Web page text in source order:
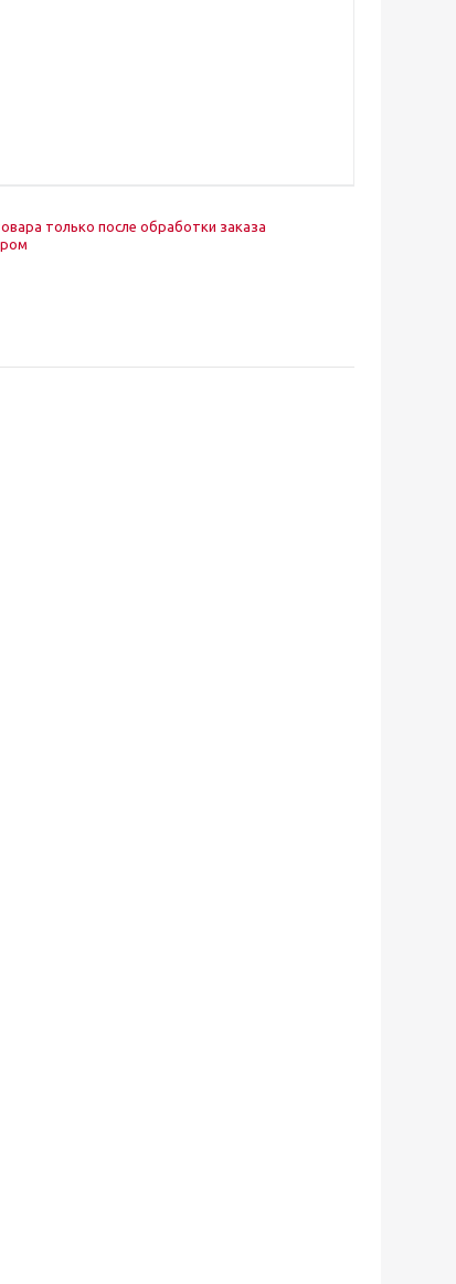
только после обработки заказа